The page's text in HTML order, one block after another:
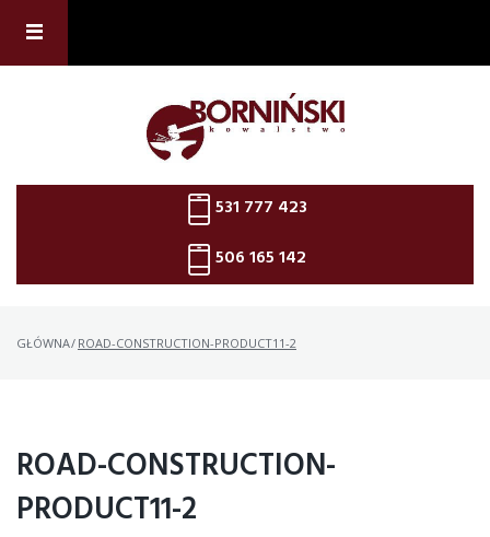
content
531 777 423
506 165 142
GŁÓWNA/ ROAD-CONSTRUCTION-PRODUCT11-2
ROAD-CONSTRUCTION-
PRODUCT11-2